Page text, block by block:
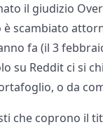
il giudizio
scambiato
fa (il 3
su Reddit ci si
o da
che coprono il